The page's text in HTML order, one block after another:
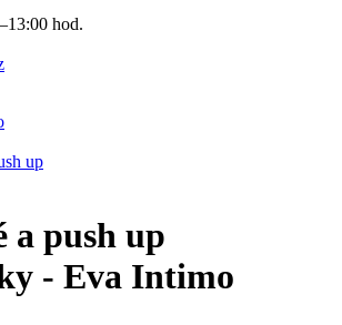
hod.
up
a push up
- Eva Intimo